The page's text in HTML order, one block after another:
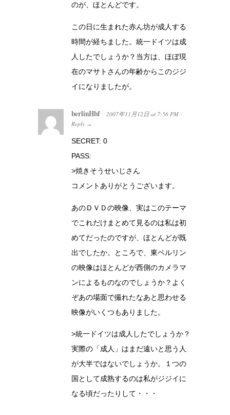
のが、ほとんどです。
この日に生まれた赤ん坊が成人する
時間が経ちました。統一ドイツは成
人したでしょうか？当方は、ほぼ現
在のマサトさんの年齢からこのジジ
イになりましたが。
berlinHbf 2007年11月12日 at 7:56 PM ·
Reply →
SECRET: 0
PASS:
>焼きそうせいじさん
コメントありがとうございます。
あのＤＶＤの映像、実はこのテーマ
でこれだけまとめて見るのは私は初
めてだったのですが、ほとんどが既
出でしたか。ところで、東ベルリン
の映像はほとんどが西側のカメラマ
ンによるものなのでしょうか？よく
ぞあの場面で撮れたなあと思わせる
映像がいくつもありました。
>統一ドイツは成人したでしょうか？
実際の「成人」はまだ遠いと思う人
が大半ではないでしょうか。１つの
国として成熟するのは私がジジイに
なる頃だったりして・・・